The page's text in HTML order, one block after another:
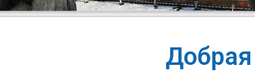
Добрая